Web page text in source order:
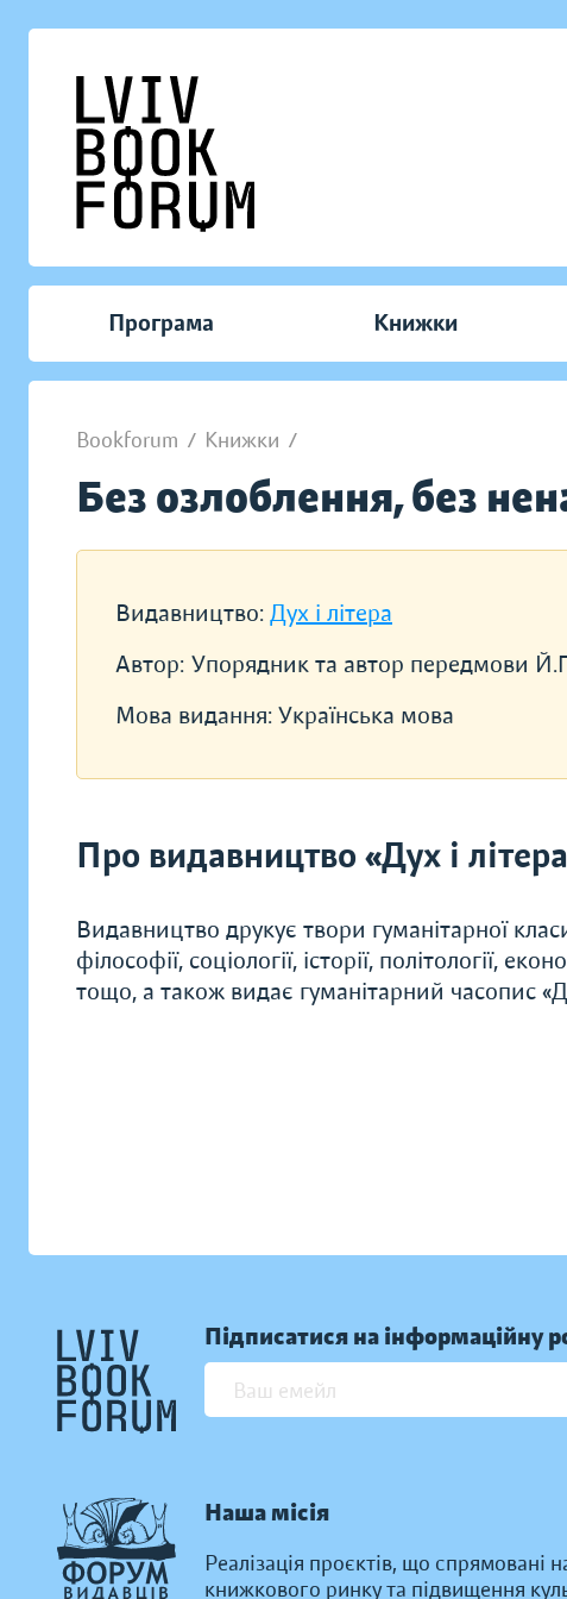
Програма Книжки
Bookforum / Книжки /
Без озлоблення, без
Видавництво: Дух і літера
Автор: Упорядник та автор передмови
Мова видання: Українська мова
Про видавництво «Дух і
Видавництво друкує твори гуманітарної
філософії, соціології, історії, політології,
тощо, а також видає гуманітарний часопис
Підписатися на інформаційну
Наша місія
Реалізація проєктів, що спрямовані
книжкового ринку та підвищення